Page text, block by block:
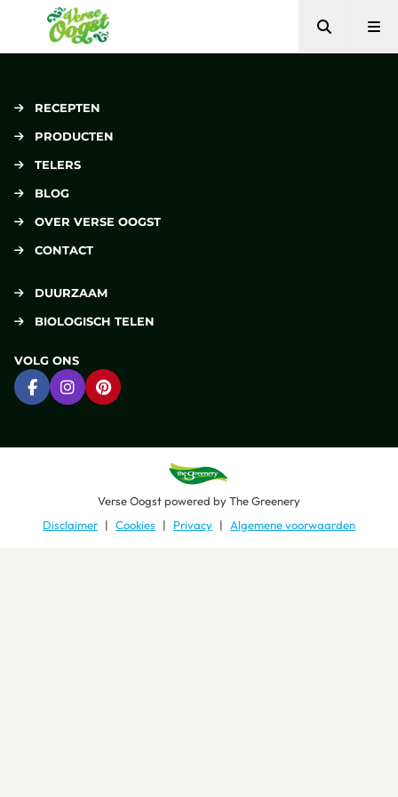
Verse Oogst
Zoeken
RECEPTEN
PRODUCTEN
TELERS
BLOG
OVER VERSE OOGST
CONTACT
DUURZAAM
BIOLOGISCH TELEN
VOLG ONS
Ga naar Facebook
Ga naar Instagram
Ga naar Pinterest
Verse Oogstpowered byThe Greenery
Disclaimer
Cookies Privacy Algemene voorwaarden